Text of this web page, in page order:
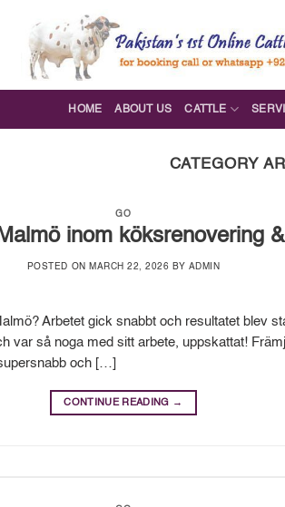
HOME ABOUT US CATTLE
CATEGORY
GO
inom köksrenovering
POSTED ON MARCH 22, 2026 BY ADMIN
Arbetet gick snabbt och resultatet blev
var så noga med sitt arbete, uppskattat!
och […]
CONTINUE READING →